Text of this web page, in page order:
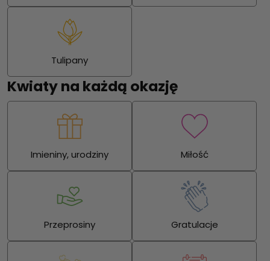
Tulipany
Kwiaty na każdą okazję
Imieniny, urodziny Miłość
Przeprosiny Gratulacje